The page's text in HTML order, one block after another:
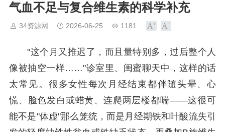
气血不足与复合维生素的科学补充
34资源网 2026-06-25 1181
"这个月又推迟了，而且量特别多，过后整个人
像被抽空一样……"诊室里、闺蜜聊天中，这样的话
太常见。很多女性每次月经结束都伴随头晕、心
慌、脸色发白或蜡黄、连爬两层楼都喘——这很可
能不是"体虚"那么笼统，而是月经期铁和叶酸流失引